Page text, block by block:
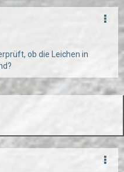
ob die Leichen in